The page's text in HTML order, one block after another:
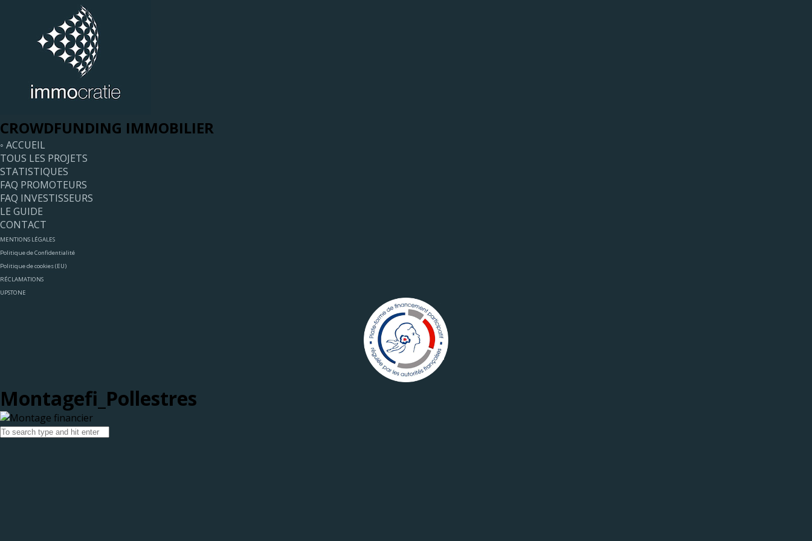
CROWDFUNDING IMMOBILIER
◦ ACCUEIL
TOUS LES PROJETS
STATISTIQUES
FAQ PROMOTEURS
FAQ INVESTISSEURS
LE GUIDE
CONTACT
MENTIONS LÉGALES
Politique de Confidentialité
Politique de cookies (EU)
RÉCLAMATIONS
UPSTONE
Montagefi_Pollestres